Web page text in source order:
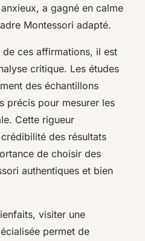
a gagné en calme
Montessori adapté.
ces affirmations, il est
critique. Les études
des échantillons
précis pour mesurer les
Cette rigueur
des résultats
de choisir des
authentiques et bien
visiter une
permet de